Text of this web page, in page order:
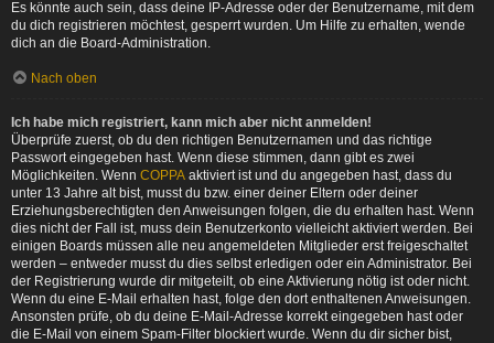
Es könnte auch sein, dass deine IP-Adresse oder der Benutzername, mit dem
du dich registrieren möchtest, gesperrt wurden. Um Hilfe zu erhalten, wende
dich an die Board-Administration.
Nach oben
Ich habe mich registriert, kann mich aber nicht anmelden!
Überprüfe zuerst, ob du den richtigen Benutzernamen und das richtige
Passwort eingegeben hast. Wenn diese stimmen, dann gibt es zwei
Möglichkeiten. Wenn COPPA aktiviert ist und du angegeben hast, dass du
unter 13 Jahre alt bist, musst du bzw. einer deiner Eltern oder deiner
Erziehungsberechtigten den Anweisungen folgen, die du erhalten hast. Wenn
dies nicht der Fall ist, muss dein Benutzerkonto vielleicht aktiviert werden. Bei
einigen Boards müssen alle neu angemeldeten Mitglieder erst freigeschaltet
werden – entweder musst du dies selbst erledigen oder ein Administrator. Bei
der Registrierung wurde dir mitgeteilt, ob eine Aktivierung nötig ist oder nicht.
Wenn du eine E-Mail erhalten hast, folge den dort enthaltenen Anweisungen.
Ansonsten prüfe, ob du deine E-Mail-Adresse korrekt eingegeben hast oder
die E-Mail von einem Spam-Filter blockiert wurde. Wenn du dir sicher bist,